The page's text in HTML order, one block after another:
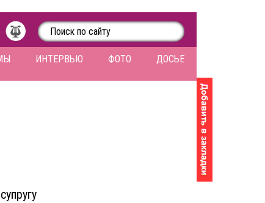
ИНТЕРВЬЮ ФОТО ДОСЬЕ